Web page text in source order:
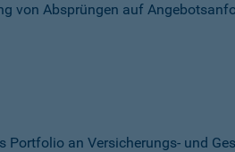
von Absprüngen auf
an Versicherungs- und